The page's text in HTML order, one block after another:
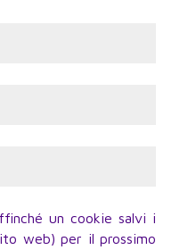
un cookie salvi i
web) per il prossimo